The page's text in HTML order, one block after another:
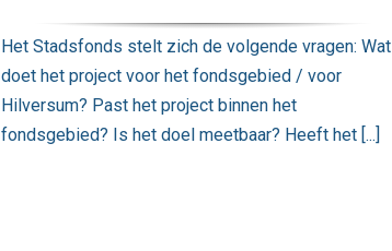
Het Stadsfonds stelt zich de volgende vragen: Wat
doet het project voor het fondsgebied / voor
Hilversum? Past het project binnen het
fondsgebied? Is het doel meetbaar? Heeft het [...]